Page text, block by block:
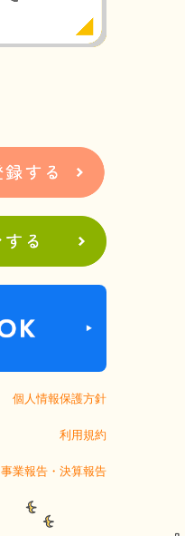
個人情報保護方針
利用規約
事業報告・決算報告